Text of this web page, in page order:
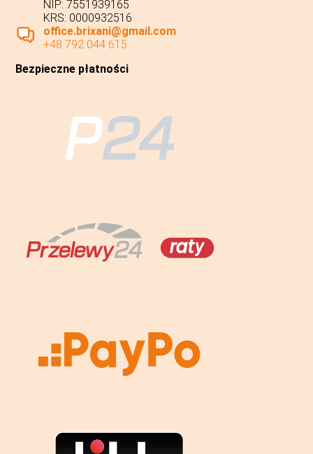
NIP: 7551939165
KRS: 0000932516
office.brixani@gmail.com
+48 792 044 615
Bezpieczne płatności